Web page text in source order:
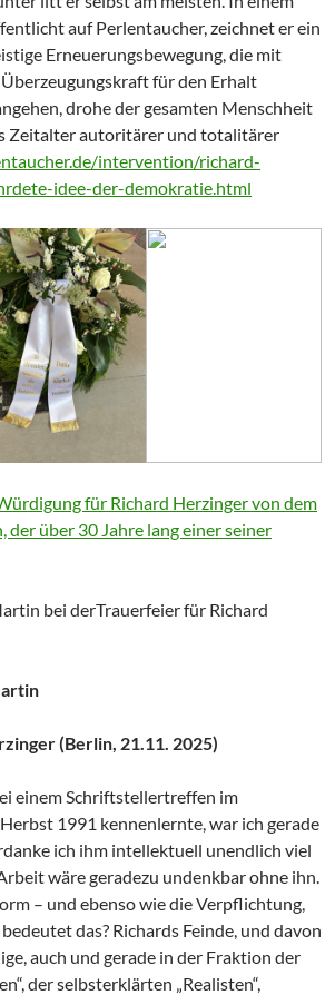
auf Perlentaucher, zeichnet er ein
Erneuerungsbewegung, die mit
für den Erhalt
drohe der gesamten Menschheit
Zeitalter autoritärer und totalitärer
intervention/richard-
idee-der-demokratie.html
für Richard Herzinger von dem
über 30 Jahre lang einer seiner
bei derTrauerfeier für Richard
(Berlin, 21.11. 2025)
einem Schriftstellertreffen im
1991 kennenlernte, war ich gerade
ich ihm intellektuell unendlich viel
wäre geradezu undenkbar ohne ihn.
– und ebenso wie die Verpflichtung,
das? Richards Feinde, und davon
auch und gerade in der Fraktion der
der selbsterklärten „Realisten“,